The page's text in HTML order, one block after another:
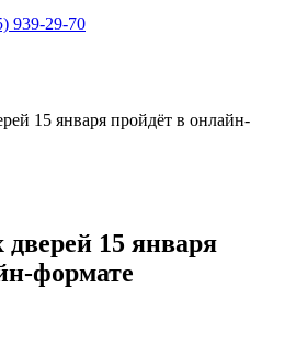
939-29-70
15 января пройдёт в онлайн-
15 января
формате